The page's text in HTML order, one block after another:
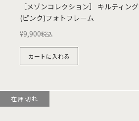
［メゾンコレクション］ キルティング
(ピンク)フォトフレーム
¥9,900税込
カートに入れる
在庫切れ